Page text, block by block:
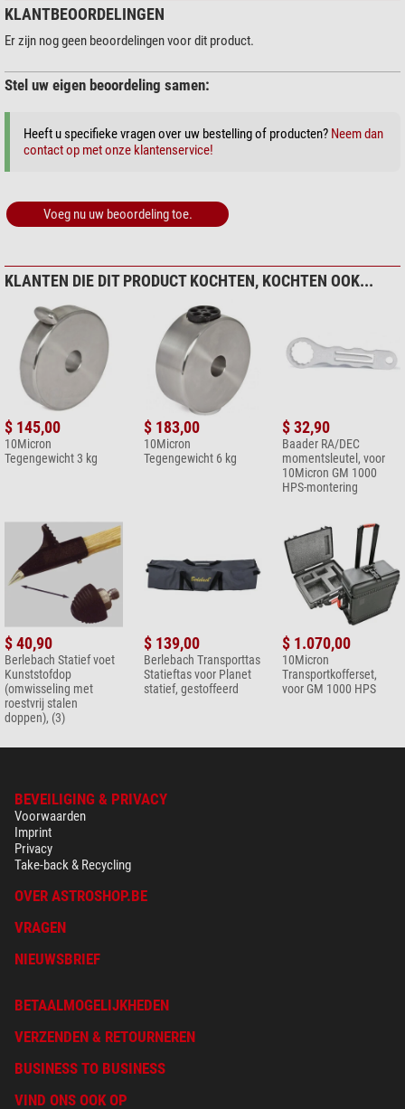
KLANTBEOORDELINGEN
Er zijn nog geen beoordelingen voor dit product.
Stel uw eigen beoordeling samen:
Heeft u specifieke vragen over uw bestelling of producten? Neem dan
contact op met onze klantenservice!
Voeg nu uw beoordeling toe.
KLANTEN DIE DIT PRODUCT KOCHTEN, KOCHTEN OOK...
$ 145,00
10Micron
Tegengewicht 3 kg
$ 183,00
10Micron
Tegengewicht 6 kg
$ 32,90
Baader RA/DEC
momentsleutel, voor
10Micron GM 1000
HPS-montering
$ 40,90
Berlebach Statief voet
Kunststofdop
(omwisseling met
roestvrij stalen
doppen), (3)
$ 139,00
Berlebach Transporttas
Statieftas voor Planet
statief, gestoffeerd
$ 1.070,00
10Micron
Transportkofferset,
voor GM 1000 HPS
BEVEILIGING & PRIVACY
Voorwaarden
Imprint
Privacy
Take-back & Recycling
OVER ASTROSHOP.BE
VRAGEN
NIEUWSBRIEF
BETAALMOGELIJKHEDEN
VERZENDEN & RETOURNEREN
BUSINESS TO BUSINESS
VIND ONS OOK OP